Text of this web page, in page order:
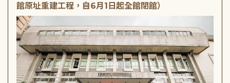
館原址重建工程，自6月1日起全館閉館）